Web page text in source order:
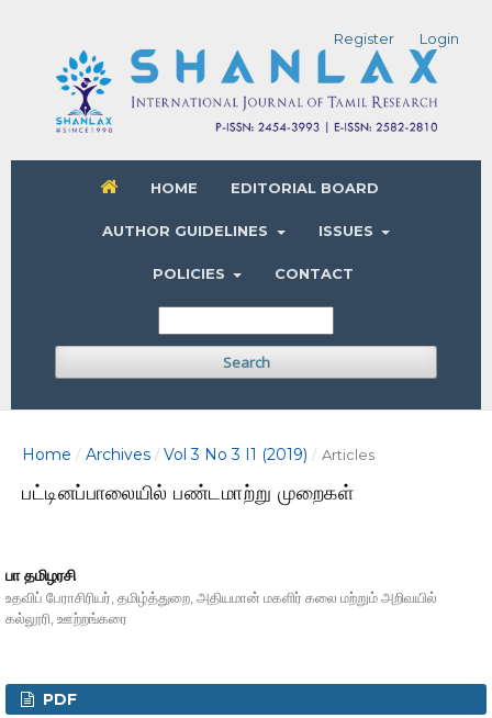
HOME EDITORIAL BOARD
AUTHOR GUIDELINES ISSUES
POLICIES CONTACT
Search
Register Login
Home / Archives / Vol 3 No 3 I1 (2019) / Articles
பட்டினப்பாலையில் பண்டமாற்று முறைகள்
பா தமிழரசி
உதவிப் பேராசிரியர், தமிழ்த்துறை, அதியமான் மகளிர் கலை மற்றும் அறிவயில்
கல்லூரி, ஊற்றங்கரை
PDF